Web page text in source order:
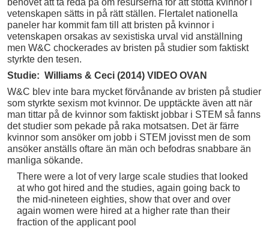
behovet att ta reda på om resurserna för att stötta kvinnor i
vetenskapen sätts in på rätt ställen. Flertalet nationella
paneler har kommit fam till att bristen på kvinnor i
vetenskapen orsakas av sexistiska urval vid anställning
men W&C chockerades av bristen på studier som faktiskt
styrkte den tesen.
Studie: Williams & Ceci (2014) VIDEO OVAN
W&C blev inte bara mycket förvånande av bristen på studier
som styrkte sexism mot kvinnor. De upptäckte även att när
man tittar på de kvinnor som faktiskt jobbar i STEM så fanns
det studier som pekade på raka motsatsen. Det är färre
kvinnor som ansöker om jobb i STEM jovisst men de som
ansöker anställs oftare än män och befodras snabbare än
manliga sökande.
There were a lot of very large scale studies that looked
at who got hired and the studies, again going back to
the mid-nineteen eighties, show that over and over
again women were hired at a higher rate than their
fraction of the applicant pool